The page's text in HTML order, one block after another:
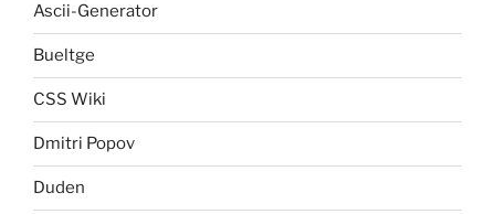
Ascii-Generator
Bueltge
CSS Wiki
Dmitri Popov
Duden